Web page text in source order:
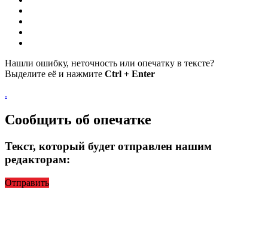
Нашли ошибку, неточность или опечатку в тексте?
Выделите её и нажмите Ctrl + Enter
.
Сообщить об опечатке
Текст, который будет отправлен нашим
редакторам:
Отправить